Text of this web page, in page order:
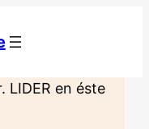
LIDER en éste